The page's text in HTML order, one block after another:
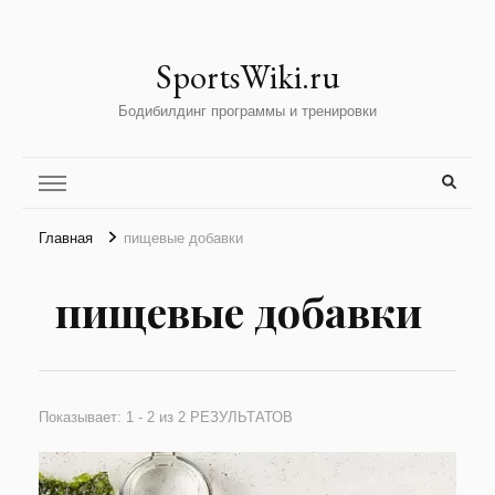
SportsWiki.ru
Бодибилдинг программы и тренировки
Главная пищевые добавки
пищевые добавки
Показывает: 1 - 2 из 2 РЕЗУЛЬТАТОВ